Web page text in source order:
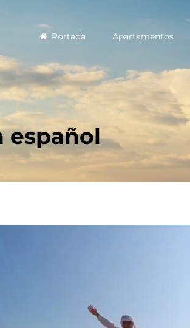
Primary
Portada Apartamentos
español